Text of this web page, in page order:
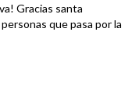
Gracias santa
que pasa por la